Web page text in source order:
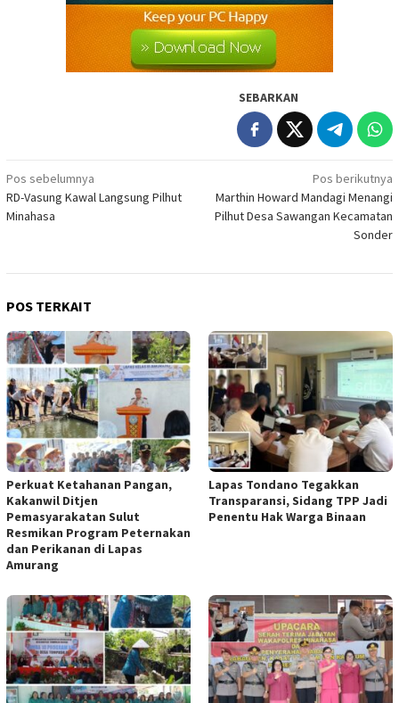
SEBARKAN
Navigasi
pos
Pos sebelumnya
RD-Vasung Kawal Langsung Pilhut
Minahasa
Pos berikutnya
Marthin Howard Mandagi Menangi
Pilhut Desa Sawangan Kecamatan
Sonder
POS TERKAIT
Perkuat Ketahanan Pangan,
Kakanwil Ditjen
Pemasyarakatan Sulut
Resmikan Program Peternakan
dan Perikanan di Lapas
Amurang
Lapas Tondano Tegakkan
Transparansi, Sidang TPP Jadi
Penentu Hak Warga Binaan